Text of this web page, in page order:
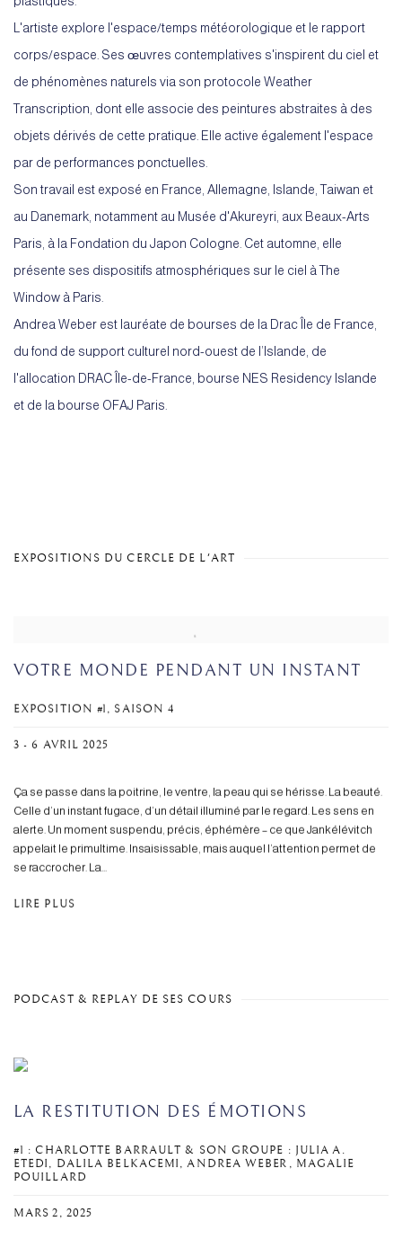
L'artiste explore l'espace/temps météorologique et le rapport
corps/espace. Ses œuvres contemplatives s'inspirent du ciel et
de phénomènes naturels via son protocole Weather
Transcription, dont elle associe des peintures abstraites à des
objets dérivés de cette pratique. Elle active également l'espace
par de performances ponctuelles.
Son travail est exposé en France, Allemagne, Islande, Taiwan et
au Danemark, notamment au Musée d'Akureyri, aux Beaux-Arts
Paris, à la Fondation du Japon Cologne. Cet automne, elle
présente ses dispositifs atmosphériques sur le ciel à The
Window à Paris.
Andrea Weber est lauréate de bourses de la Drac Île de France,
du fond de support culturel nord-ouest de l’Islande, de
l'allocation DRAC Île-de-France, bourse NES Residency Islande
et de la bourse OFAJ Paris.
EXPOSITIONS DU CERCLE DE L'ART
VOTRE MONDE PENDANT UN INSTANT
EXPOSITION #1, SAISON 4
3 - 6 AVRIL 2025
Ça se passe dans la poitrine, le ventre, la peau qui se hérisse. La beauté.
Celle d’un instant fugace, d’un détail illuminé par le regard. Les sens en
alerte. Un moment suspendu, précis, éphémère – ce que Jankélévitch
appelait le primultime. Insaisissable, mais auquel l’attention permet de
se raccrocher. La...
LIRE PLUS
PODCAST & REPLAY DE SES COURS
LA RESTITUTION DES ÉMOTIONS
#1 : CHARLOTTE BARRAULT & SON GROUPE : JULIA A.
ETEDI, DALILA BELKACEMI, ANDREA WEBER, MAGALIE
POUILLARD
MARS 2, 2025